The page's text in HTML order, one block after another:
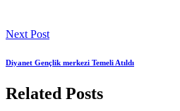
Next Post
Diyanet Gençlik merkezi Temeli Atıldı
Related Posts